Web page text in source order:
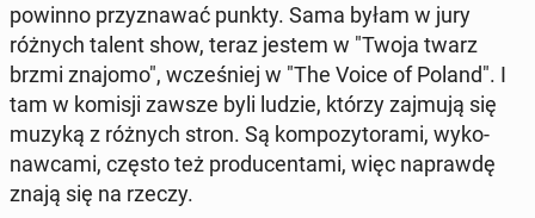
powinno przy­zna­wać punkty. Sama byłam w jury
różnych talent show, teraz jestem w "Twoja twarz
brzmi znajomo", wcze­śniej w "The Voice of Poland". I
tam w komisji zawsze byli ludzie, którzy zajmują się
muzyką z różnych stron. Są kom­po­zy­to­ra­mi, wy­ko­
naw­ca­mi, często też pro­du­cen­ta­mi, więc na­praw­dę
znają się na rzeczy.